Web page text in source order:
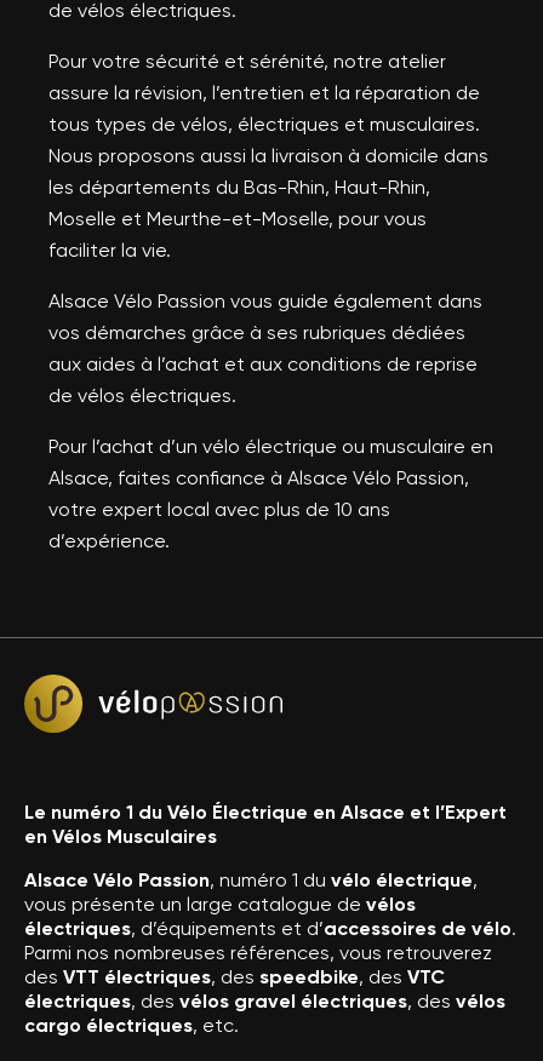
de vélos électriques.
Pour votre sécurité et sérénité, notre atelier
assure la révision, l’entretien et la réparation de
tous types de vélos, électriques et musculaires.
Nous proposons aussi la livraison à domicile dans
les départements du Bas-Rhin, Haut-Rhin,
Moselle et Meurthe-et-Moselle, pour vous
faciliter la vie.
Alsace Vélo Passion vous guide également dans
vos démarches grâce à ses rubriques dédiées
aux aides à l’achat et aux conditions de reprise
de vélos électriques.
Pour l’achat d’un vélo électrique ou musculaire en
Alsace, faites confiance à Alsace Vélo Passion,
votre expert local avec plus de 10 ans
d’expérience.
Le numéro 1 du Vélo Électrique en Alsace et l’Expert
en Vélos Musculaires
Alsace Vélo Passion, numéro 1 du vélo électrique,
vous présente un large catalogue de vélos
électriques, d’équipements et d’accessoires de vélo.
Parmi nos nombreuses références, vous retrouverez
des VTT électriques, des speedbike, des VTC
électriques, des vélos gravel électriques, des vélos
cargo électriques, etc.